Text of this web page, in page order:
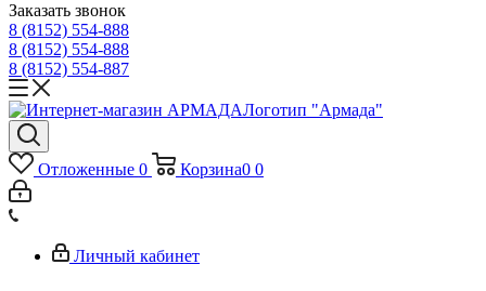
Заказать звонок
8 (8152) 554-888
8 (8152) 554-888
8 (8152) 554-887
Логотип "Армада"
Отложенные 0 Корзина0 0
Личный кабинет